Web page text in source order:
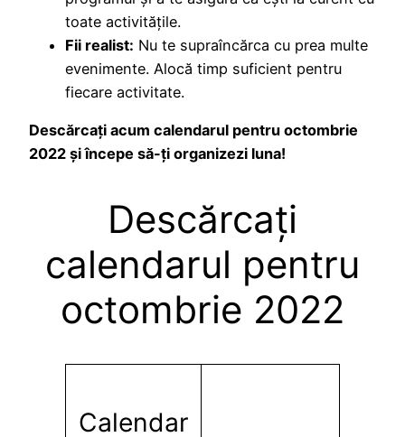
toate activitățile.
Fii realist: Nu te supraîncărca cu prea multe
evenimente. Alocă timp suficient pentru
fiecare activitate.
Descărcați acum calendarul pentru octombrie
2022 și începe să-ți organizezi luna!
Descărcați
calendarul pentru
octombrie 2022
Calendar